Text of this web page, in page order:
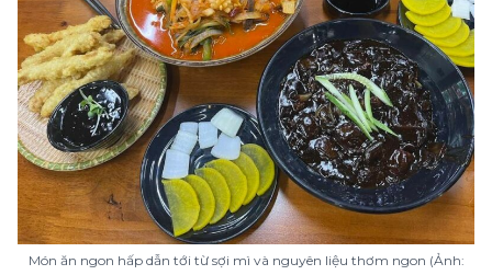
Món ăn ngon hấp dẫn tới từ sợi mì và nguyên liệu thơm ngon (Ảnh: